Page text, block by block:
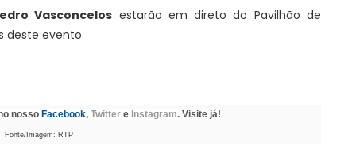
Vasconcelos estarão em direto do Pavilhão de
deste evento
nosso Facebook, Twitter e Instagram. Visite já!
Fonte/Imagem: RTP